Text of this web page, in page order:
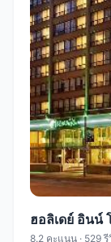
ฮอลิเดย์ อินน์
8.2 คะแนน · 529 รี